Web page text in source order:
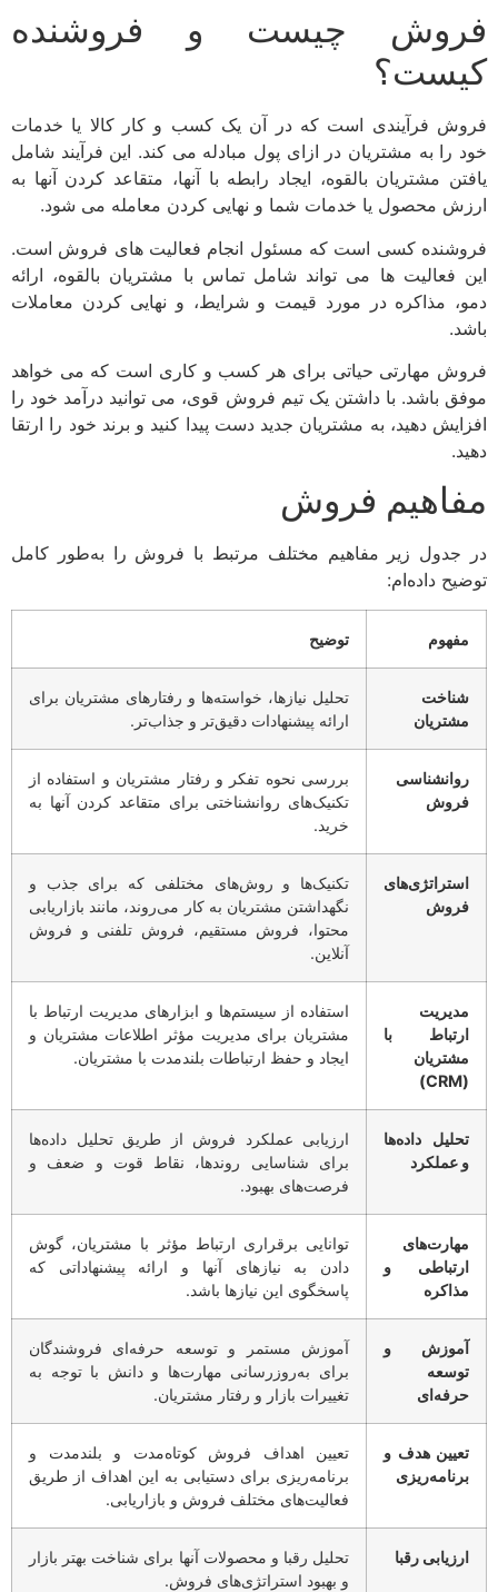
فروش چیست و فروشنده
کیست؟
فروش فرآیندی است که در آن یک کسب و کار کالا یا خدمات
خود را به مشتریان در ازای پول مبادله می کند. این فرآیند شامل
یافتن مشتریان بالقوه، ایجاد رابطه با آنها، متقاعد کردن آنها به
ارزش محصول یا خدمات شما و نهایی کردن معامله می شود.
فروشنده کسی است که مسئول انجام فعالیت های فروش است.
این فعالیت ها می تواند شامل تماس با مشتریان بالقوه، ارائه
دمو، مذاکره در مورد قیمت و شرایط، و نهایی کردن معاملات
باشد.
فروش مهارتی حیاتی برای هر کسب و کاری است که می خواهد
موفق باشد. با داشتن یک تیم فروش قوی، می توانید درآمد خود را
افزایش دهید، به مشتریان جدید دست پیدا کنید و برند خود را ارتقا
دهید.
مفاهیم فروش
در جدول زیر مفاهیم مختلف مرتبط با فروش را به‌طور کامل
توضیح داده‌ام:
مفهوم توضیح
شناخت
مشتریان
تحلیل نیازها، خواسته‌ها و رفتارهای مشتریان برای
ارائه پیشنهادات دقیق‌تر و جذاب‌تر.
روانشناسی
فروش
بررسی نحوه تفکر و رفتار مشتریان و استفاده از
تکنیک‌های روانشناختی برای متقاعد کردن آنها به
خرید.
استراتژی‌های
فروش
تکنیک‌ها و روش‌های مختلفی که برای جذب و
نگهداشتن مشتریان به کار می‌روند، مانند بازاریابی
محتوا، فروش مستقیم، فروش تلفنی و فروش
آنلاین.
مدیریت
ارتباط با
مشتریان
(CRM)
استفاده از سیستم‌ها و ابزارهای مدیریت ارتباط با
مشتریان برای مدیریت مؤثر اطلاعات مشتریان و
ایجاد و حفظ ارتباطات بلندمدت با مشتریان.
تحلیل داده‌ها
و عملکرد
ارزیابی عملکرد فروش از طریق تحلیل داده‌ها
برای شناسایی روندها، نقاط قوت و ضعف و
فرصت‌های بهبود.
مهارت‌های
ارتباطی و
مذاکره
توانایی برقراری ارتباط مؤثر با مشتریان، گوش
دادن به نیازهای آنها و ارائه پیشنهاداتی که
پاسخگوی این نیازها باشد.
آموزش و
توسعه
حرفه‌ای
آموزش مستمر و توسعه حرفه‌ای فروشندگان
برای به‌روزرسانی مهارت‌ها و دانش با توجه به
تغییرات بازار و رفتار مشتریان.
تعیین هدف و
برنامه‌ریزی
تعیین اهداف فروش کوتاه‌مدت و بلندمدت و
برنامه‌ریزی برای دستیابی به این اهداف از طریق
فعالیت‌های مختلف فروش و بازاریابی.
ارزیابی رقبا
تحلیل رقبا و محصولات آنها برای شناخت بهتر بازار
و بهبود استراتژی‌های فروش.